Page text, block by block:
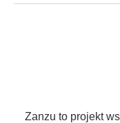
Zanzu to projekt